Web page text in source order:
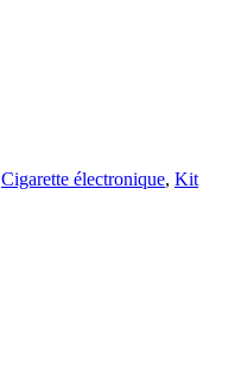
Cigarette électronique, Kit